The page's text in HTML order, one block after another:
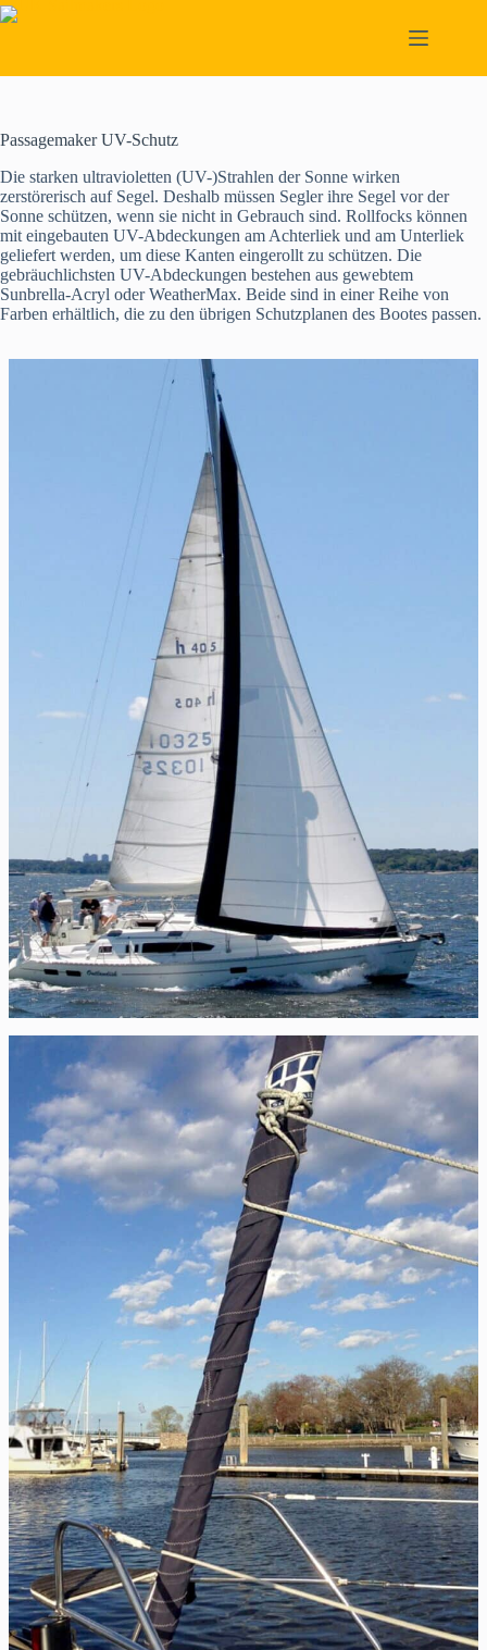
Skip
to
Passagemaker UV-Schutz
Die starken ultravioletten (UV-)Strahlen der Sonne wirken
zerstörerisch auf Segel. Deshalb müssen Segler ihre Segel vor der
Sonne schützen, wenn sie nicht in Gebrauch sind. Rollfocks können
mit eingebauten UV-Abdeckungen am Achterliek und am Unterliek
geliefert werden, um diese Kanten eingerollt zu schützen. Die
gebräuchlichsten UV-Abdeckungen bestehen aus gewebtem
Sunbrella-Acryl oder WeatherMax. Beide sind in einer Reihe von
Farben erhältlich, die zu den übrigen Schutzplanen des Bootes passen.